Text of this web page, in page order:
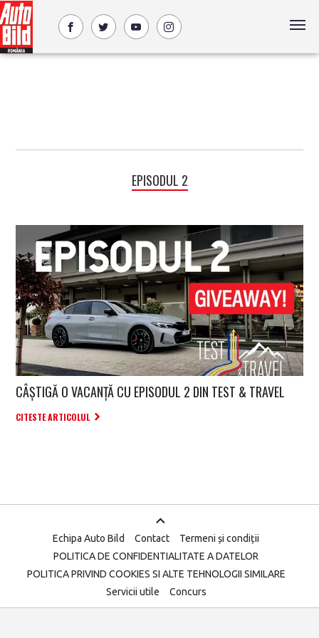
EPISODUL 2
CÂȘTIGĂ O VACANȚĂ CU EPISODUL 2 DIN TEST & TRAVEL
CITESTE ARTICOLUL
Echipa Auto Bild Contact
Termeni și condiții
POLITICA DE CONFIDENTIALITATE A DATELOR
POLITICA PRIVIND COOKIES SI ALTE TEHNOLOGII SIMILARE
Servicii utile
Concurs